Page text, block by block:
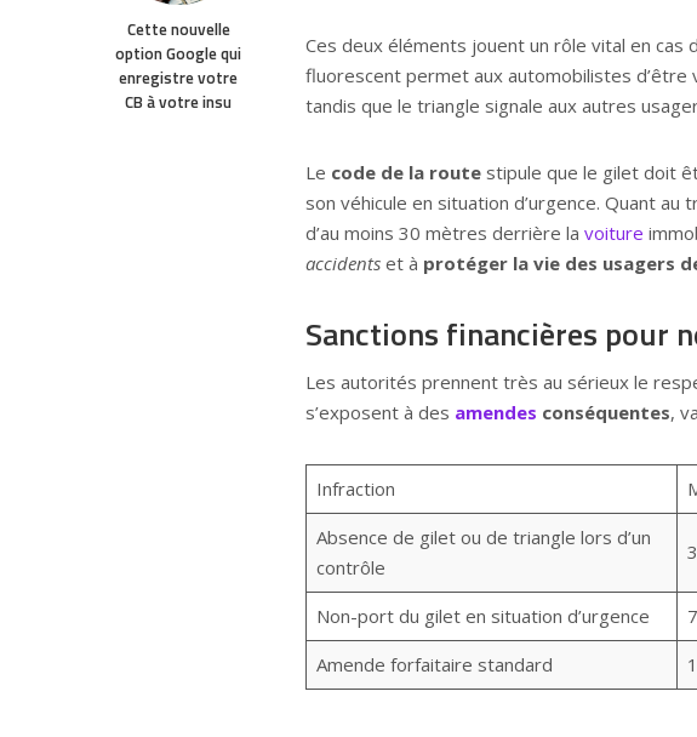
Cette nouvelle
option Google qui
enregistre votre
CB à votre insu
Ces deux éléments jouent un rôle vital en cas
fluorescent permet aux automobilistes d’être
tandis que le triangle signale aux autres
Le code de la route stipule que le gilet doit
son véhicule en situation d’urgence. Quant
d’au moins 30 mètres derrière la voiture
accidents et à protéger la vie des usagers
Sanctions financières pour
Les autorités prennent très au sérieux le
s’exposent à des amendes conséquentes,
Infraction
Absence de gilet ou de triangle lors d’un
contrôle
Non-port du gilet en situation d’urgence
Amende forfaitaire standard